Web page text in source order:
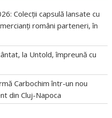
Colecții capsulă lansate cu
români parteneri, în
la Untold, împreună cu
Carbochim într-un nou
din Cluj-Napoca